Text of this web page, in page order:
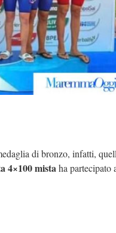
di bronzo, infatti,
4×100 mistaha partecipato